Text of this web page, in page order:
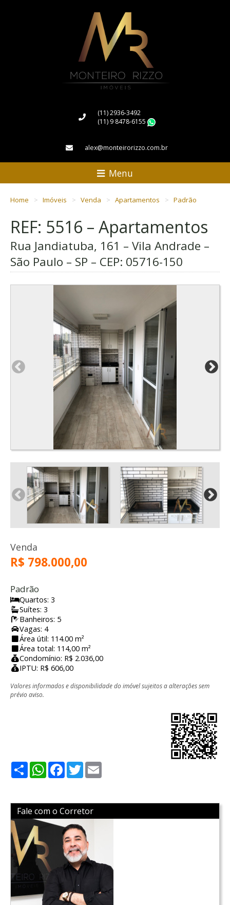
(11) 2936-3492
(11) 9 8478-6155
alex@monteirorizzo.com.br
Menu
Home Imóveis Venda Apartamentos Padrão
REF: 5516 – Apartamentos
Rua Jandiatuba, 161 – Vila Andrade –
São Paulo – SP – CEP: 05716-150
Venda
R$ 798.000,00
Padrão
Quartos: 3
Suítes: 3
Banheiros: 5
Vagas: 4
Área útil: 114.00 m²
Área total: 114,00 m²
Condomínio: R$ 2.036,00
IPTU: R$ 606,00
Valores informados e disponibilidade do imóvel sujeitos a alterações sem
prévio aviso.
ShareWhatsApp
Facebook
Twitter
Fale com o Corretor